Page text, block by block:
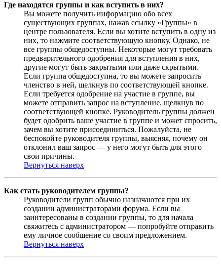
Где находятся группы и как вступить в них?
Вы можете получить информацию обо всех
существующих группах, нажав ссылку «Группы» в
центре пользователя. Если вы хотите вступить в одну из
них, то нажмите соответствующую кнопку. Однако, не
все группы общедоступны. Некоторые могут требовать
предварительного одобрения для вступления в них,
другие могут быть закрытыми или даже скрытыми.
Если группа общедоступна, то вы можете запросить
членство в ней, щелкнув по соответствующей кнопке.
Если требуется одобрение на участие в группе, вы
можете отправить запрос на вступление, щелкнув по
соответствующей кнопке. Руководитель группы должен
будет одобрить ваше участие в группе и может спросить,
зачем вы хотите присоединиться. Пожалуйста, не
беспокойте руководителя группы, выясняя, почему он
отклонил ваш запрос — у него могут быть для этого
свои причины.
Вернуться наверх
Как стать руководителем группы?
Руководители групп обычно назначаются при их
создании администраторами форума. Если вы
заинтересованы в создании группы, то для начала
свяжитесь с администратором — попробуйте отправить
ему личное сообщение со своим предложением.
Вернуться наверх